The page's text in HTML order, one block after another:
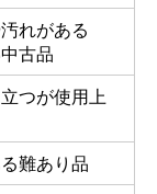
れがある
古品
つが使用上
難あり品